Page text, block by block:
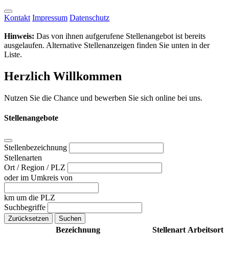
Kontakt Impressum Datenschutz
Hinweis: Das von ihnen aufgerufene Stellenangebot ist bereits
ausgelaufen. Alternative Stellenanzeigen finden Sie unten in der
Liste.
Herzlich Willkommen
Nutzen Sie die Chance und bewerben Sie sich online bei uns.
Stellenangebote
Stellenbezeichnung
Stellenarten
Ort / Region / PLZ
oder im Umkreis von
km um die PLZ
Suchbegriffe
Bezeichnung Stellenart Arbeitsort